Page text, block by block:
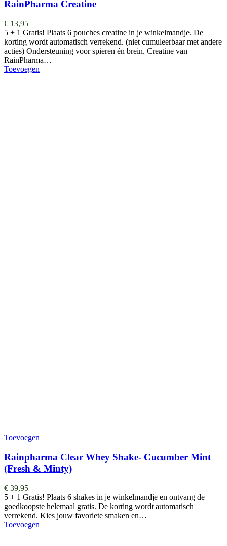
RainPharma Creatine
€ 13,95
5 + 1 Gratis! Plaats 6 pouches creatine in je winkelmandje. De
korting wordt automatisch verrekend. (niet cumuleerbaar met andere
acties) Ondersteuning voor spieren én brein. Creatine van
RainPharma…
Toevoegen
Toevoegen
Rainpharma Clear Whey Shake- Cucumber Mint
(Fresh & Minty)
€ 39,95
5 + 1 Gratis! Plaats 6 shakes in je winkelmandje en ontvang de
goedkoopste helemaal gratis. De korting wordt automatisch
verrekend. Kies jouw favoriete smaken en…
Toevoegen